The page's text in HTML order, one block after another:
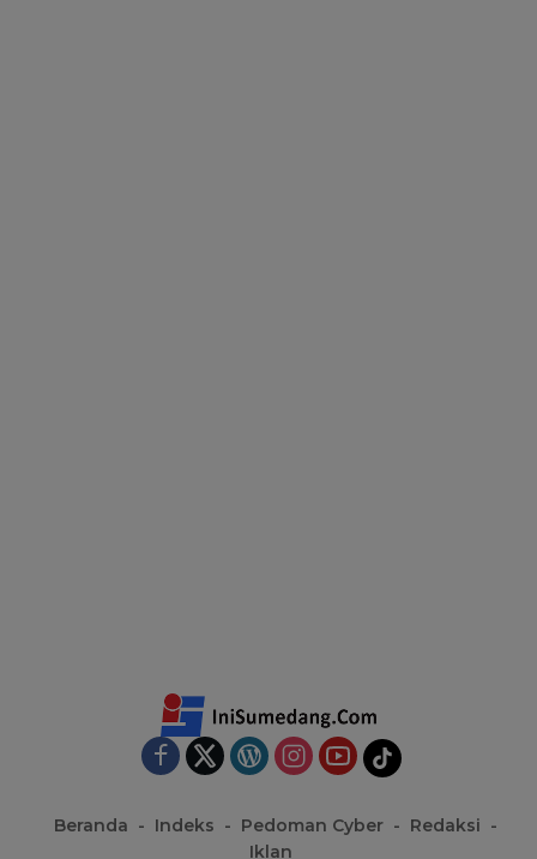
Beranda Indeks Pedoman Cyber
Redaksi
Iklan